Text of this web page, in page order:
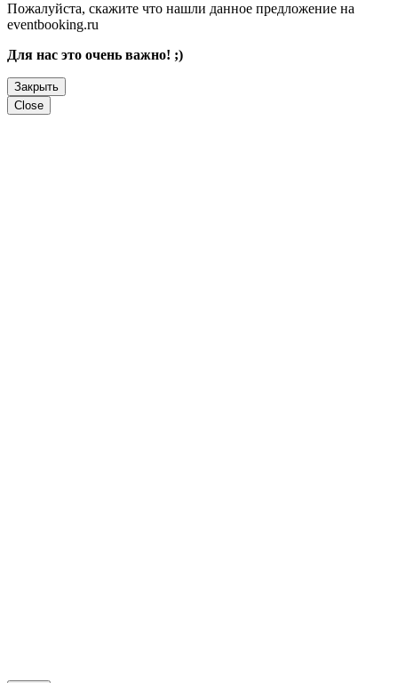
Пожалуйста, скажите что нашли данное предложение на
eventbooking.ru
Для нас это очень важно! ;)
Закрыть
Close